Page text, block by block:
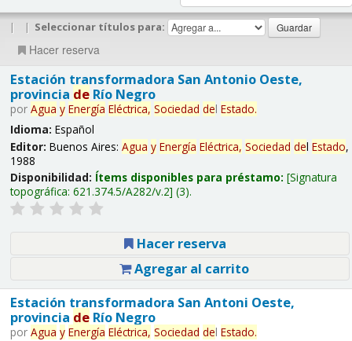
| | Seleccionar títulos para:
Hacer reserva
Estación transformadora San Antonio Oeste,
provincia deRío Negro
por Agua y Energía Eléctrica, Sociedad del Estado.
Idioma: Español
Editor: Buenos Aires: Agua y Energía Eléctrica, Sociedad del Estado,
1988
Disponibilidad: Ítems disponibles para préstamo: Signatura
topográfica: 621.374.5/A282/v.2 (3).
Hacer reserva
Agregar al carrito
Estación transformadora San Antoni Oeste,
provincia deRío Negro
por Agua y Energía Eléctrica, Sociedad del Estado.